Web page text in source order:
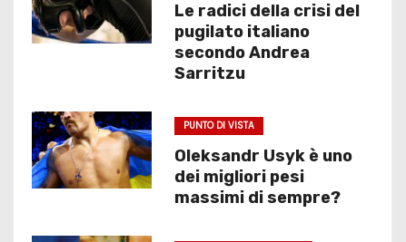
Le radici della crisi del
pugilato italiano
secondo Andrea
Sarritzu
PUNTO DI VISTA
Oleksandr Usyk è uno
dei migliori pesi
massimi di sempre?